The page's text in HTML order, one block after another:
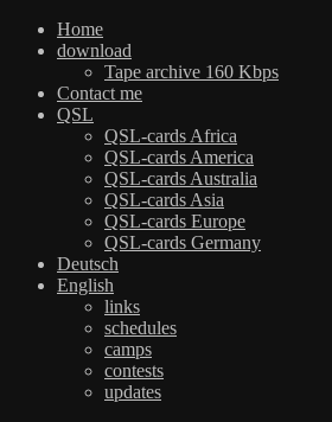
Home
download
Tape archive 160 Kbps
Contact me
QSL
QSL-cards Africa
QSL-cards America
QSL-cards Australia
QSL-cards Asia
QSL-cards Europe
QSL-cards Germany
Deutsch
English
links
schedules
camps
contests
updates